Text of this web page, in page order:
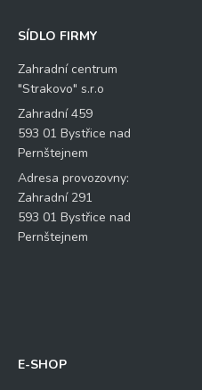
SÍDLO FIRMY
Zahradní centrum
"Strakovo" s.r.o
Zahradní 459
593 01 Bystřice nad
Pernštejnem
Adresa provozovny:
Zahradní 291
593 01 Bystřice nad
Pernštejnem
E-SHOP